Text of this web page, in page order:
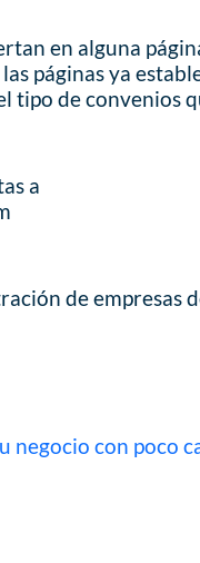
en alguna
páginas ya
tipo de convenios
a
de empresas
negocio con poco